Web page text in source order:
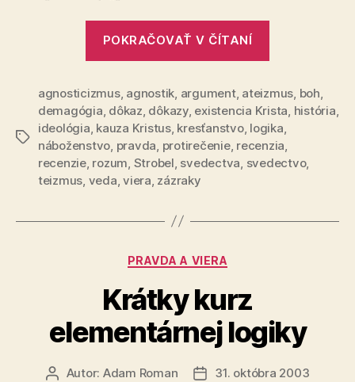
POKRAČOVAŤ V ČÍTANÍ
Značky
agnosticizmus, agnostik argument, ateizmus boh
demagógia dôkaz dôkazy, existencia Krista história
ideológia kauza Kristus, kresťanstvo, logika
náboženstvo pravda protirečenie, recenzia
recenzie, rozum Strobel svedectva svedectvo,
teizmus veda ,viera zázraky
Kategórie
PRAVDA A VIERA
Krátky kurz
elementárnej logiky
AutorAutor: Adam Roman
Dátum
31. októbra 2003